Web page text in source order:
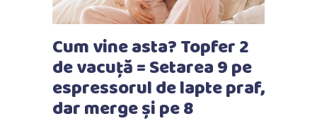
Cum vine asta? Topfer 2
de vacuță = Setarea 9 pe
espressorul de lapte praf,
dar merge și pe 8